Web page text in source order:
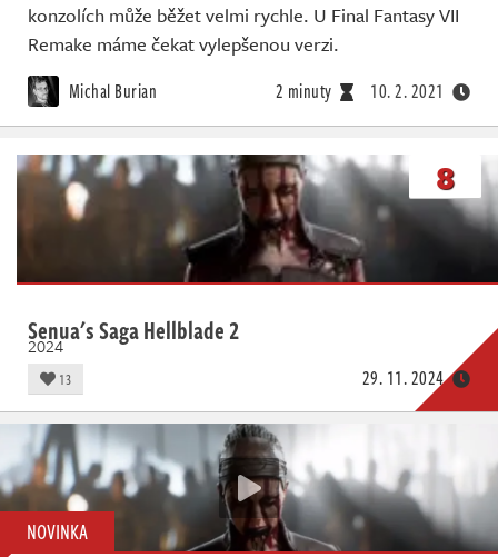
konzolích může běžet velmi rychle. U Final Fantasy VII
Remake máme čekat vylepšenou verzi.
Michal Burian 2 minuty 10. 2. 2021
8
Senua's Saga Hellblade 2
2024
13 29. 11. 2024
NOVINKA